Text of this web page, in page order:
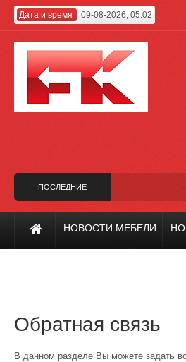
Дата и время 09-08-2026, 05:02
ПОСЛЕДНИЕ
вместо Гагарина Калужский проект на
НОВОСТИ МЕБЕЛИ
Обратная связь
В данном разделе Вы можете задать